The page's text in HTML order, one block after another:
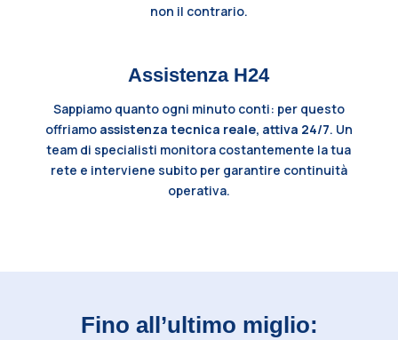
non il contrario.
Assistenza H24
Sappiamo quanto ogni minuto conti: per questo
offriamo assistenza tecnica reale, attiva 24/7. Un
team di specialisti monitora costantemente la tua
rete e interviene subito per garantire continuità
operativa.
Fino all’ultimo miglio: